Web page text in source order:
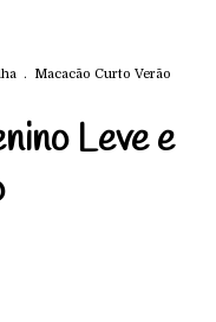
.
Macacão Curto Verão
Leve e